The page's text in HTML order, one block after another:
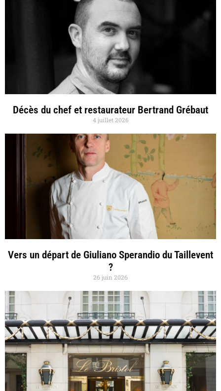
Décès du chef et restaurateur Bertrand Grébaut
4 juillet 2026
Vers un départ de Giuliano Sperandio du Taillevent
?
26 juin 2026